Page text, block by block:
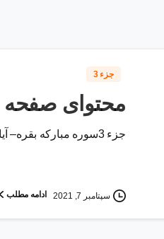
جزء 3
محتوای صفحه 49
جزء 3سوره مبارکه بقره– آیات 283 الی 286
سپتامبر 7, 2021 ادامه مطلب